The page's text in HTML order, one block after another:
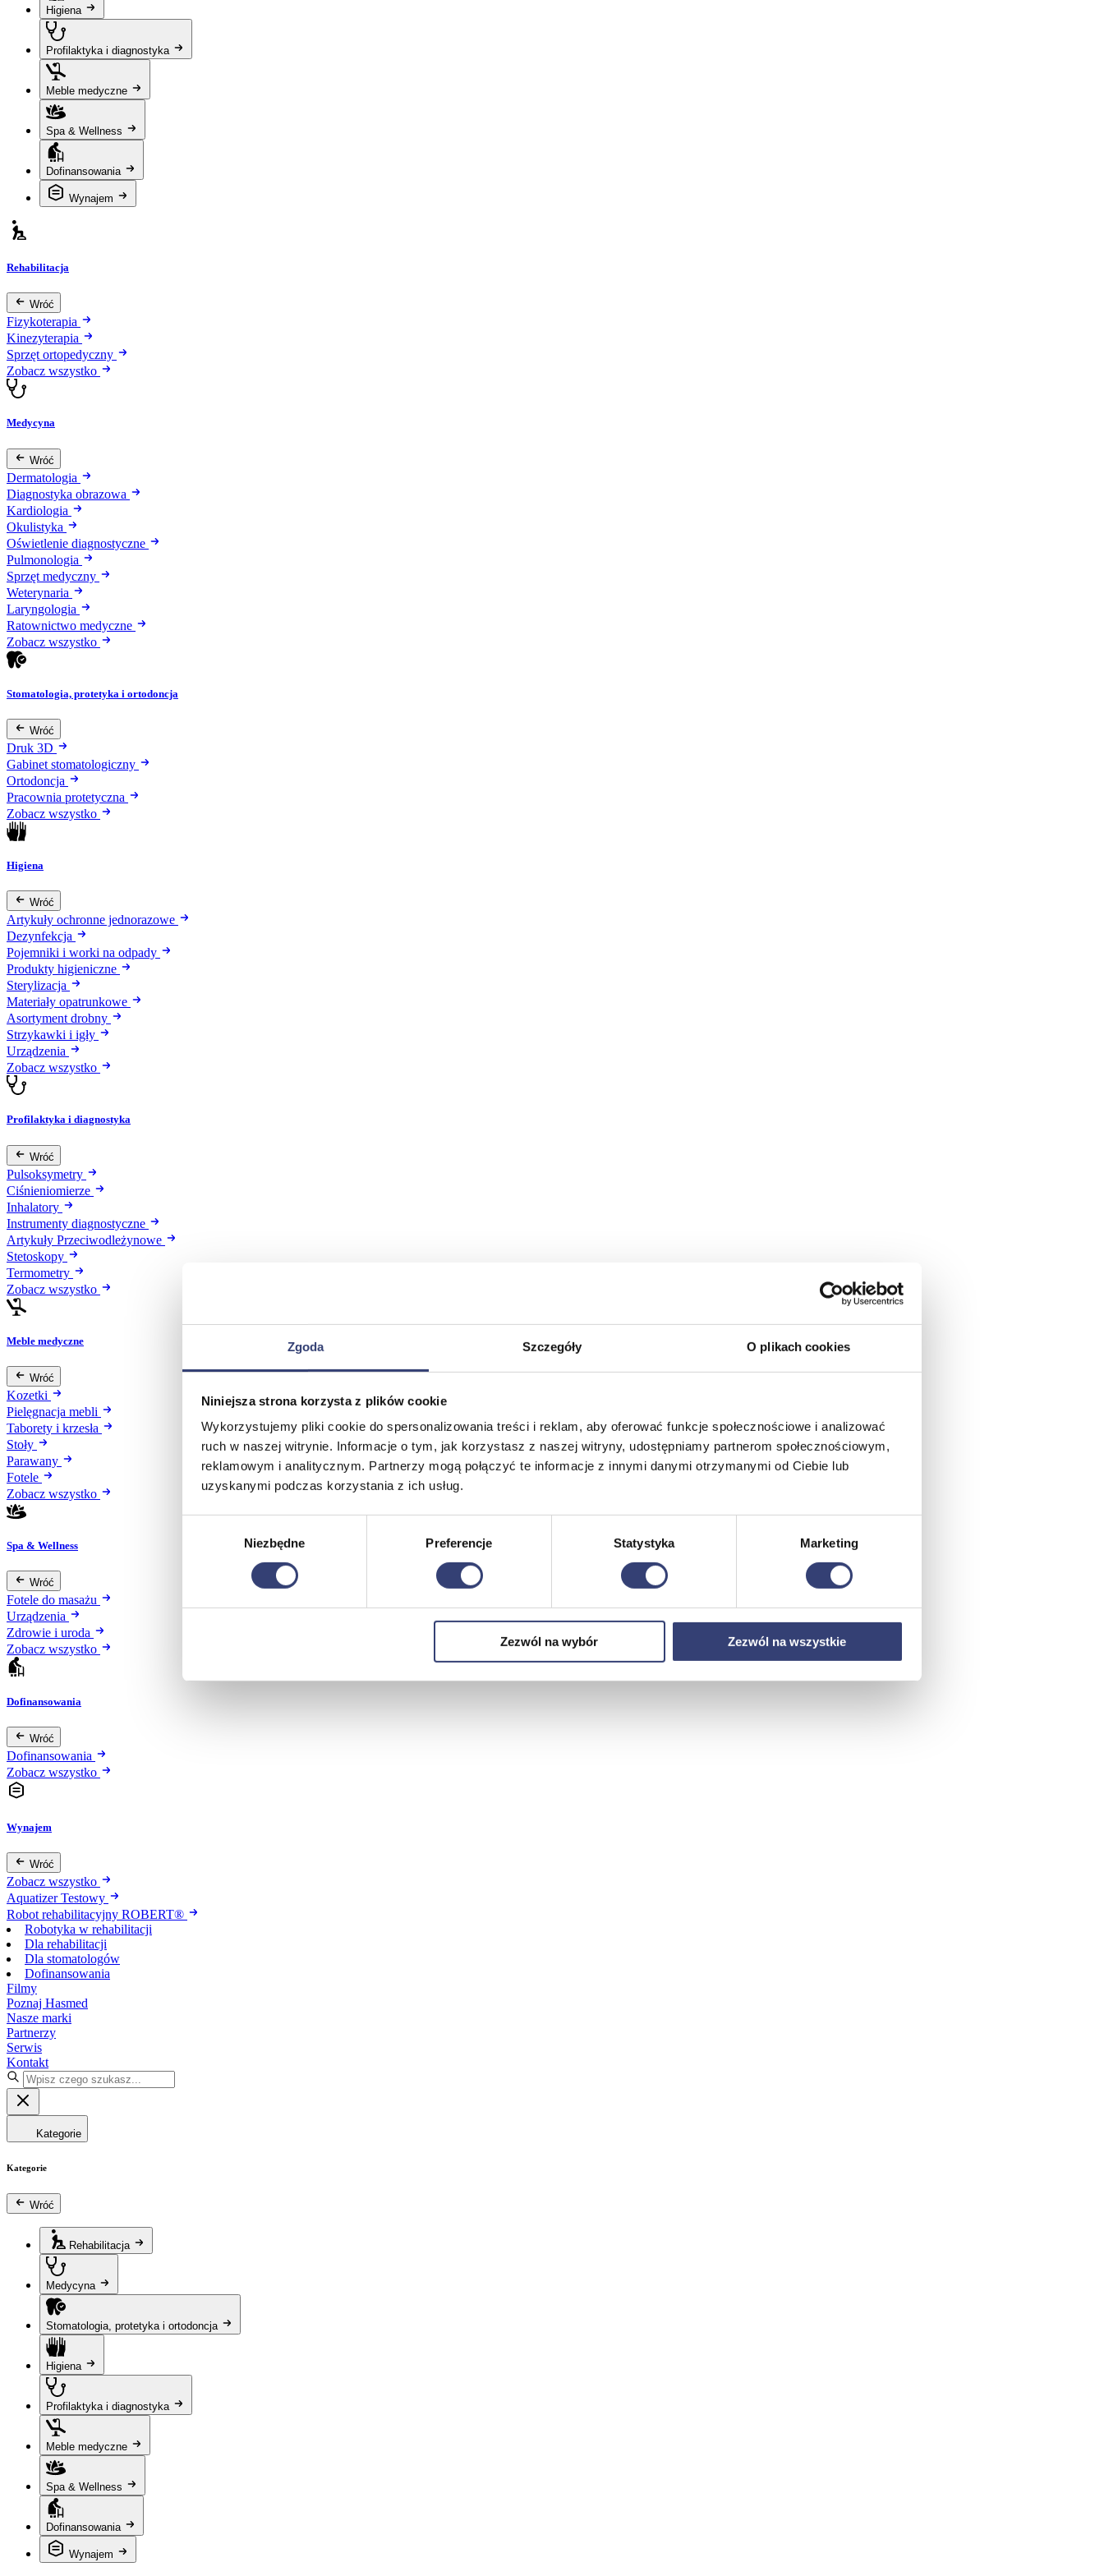
Zgoda Szczegóły O plikach cookies
Niniejsza strona korzysta z plików cookie
Wykorzystujemy pliki cookie do spersonalizowania treści i reklam, aby oferować funkcje społecznościowe i analizować
ruch w naszej witrynie. Informacje o tym, jak korzystasz z naszej witryny, udostępniamy partnerom społecznościowym,
reklamowym i analitycznym. Partnerzy mogą połączyć te informacje z innymi danymi otrzymanymi od Ciebie lub
uzyskanymi podczas korzystania z ich usług.
Niezbędne Preferencje Statystyka Marketing
Zezwól na wybór Zezwól na wszystkie
Higiena
Profilaktyka i diagnostyka
Meble medyczne
Spa & Wellness
Dofinansowania
Wynajem
Rehabilitacja
Wróć
Fizykoterapia
Kinezyterapia
Sprzęt ortopedyczny
Zobacz wszystko
Medycyna
Wróć
Dermatologia
Diagnostyka obrazowa
Kardiologia
Okulistyka
Oświetlenie diagnostyczne
Pulmonologia
Sprzęt medyczny
Weterynaria
Laryngologia
Ratownictwo medyczne
Zobacz wszystko
Stomatologia, protetyka i ortodoncja
Wróć
Druk 3D
Gabinet stomatologiczny
Ortodoncja
Pracownia protetyczna
Zobacz wszystko
Higiena
Wróć
Artykuły ochronne jednorazowe
Dezynfekcja
Pojemniki i worki na odpady
Produkty higieniczne
Sterylizacja
Materiały opatrunkowe
Asortyment drobny
Strzykawki i igły
Urządzenia
Zobacz wszystko
Profilaktyka i diagnostyka
Wróć
Pulsoksymetry
Ciśnieniomierze
Inhalatory
Instrumenty diagnostyczne
Artykuły Przeciwodleżynowe
Stetoskopy
Termometry
Zobacz wszystko
Meble medyczne
Wróć
Kozetki
Pielęgnacja mebli
Taborety i krzesła
Stoły
Parawany
Fotele
Zobacz wszystko
Spa & Wellness
Wróć
Fotele do masażu
Urządzenia
Zdrowie i uroda
Zobacz wszystko
Dofinansowania
Wróć
Dofinansowania
Zobacz wszystko
Wynajem
Wróć
Zobacz wszystko
Aquatizer Testowy
Robot rehabilitacyjny ROBERT®
Robotyka w rehabilitacji
Dla rehabilitacji
Dla stomatologów
Dofinansowania
Filmy
Poznaj Hasmed
Nasze marki
Partnerzy
Serwis
Kontakt
Kategorie
Kategorie
Wróć
Rehabilitacja
Medycyna
Stomatologia, protetyka i ortodoncja
Higiena
Profilaktyka i diagnostyka
Meble medyczne
Spa & Wellness
Dofinansowania
Wynajem